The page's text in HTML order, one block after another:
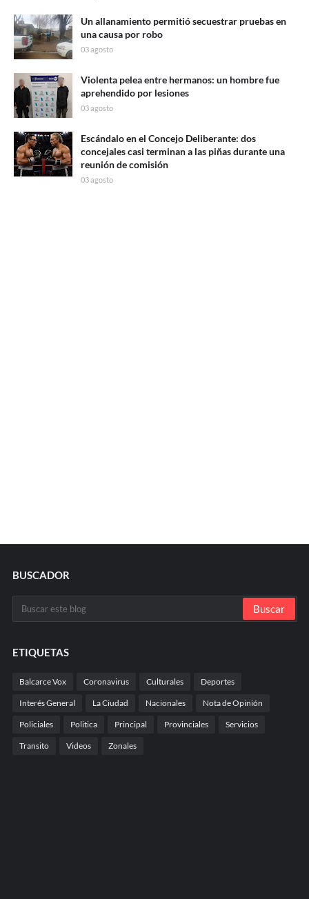
Un allanamiento permitió secuestrar pruebas en
una causa por robo
03 agosto
Violenta pelea entre hermanos: un hombre fue
aprehendido por lesiones
03 agosto
Escándalo en el Concejo Deliberante: dos
concejales casi terminan a las piñas durante una
reunión de comisión
03 agosto
BUSCADOR
ETIQUETAS
Balcarce Vox Coronavirus Culturales Deportes
Interés General La Ciudad Nacionales Nota de Opinión
Policiales Politica Principal Provinciales Servicios
Transito Videos Zonales